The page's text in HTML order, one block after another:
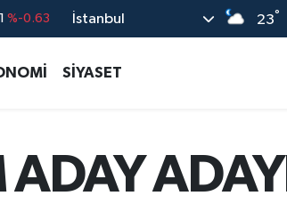
%0.16
%-0.02
%70
İstanbul 23°
SİYASET
ADAYI